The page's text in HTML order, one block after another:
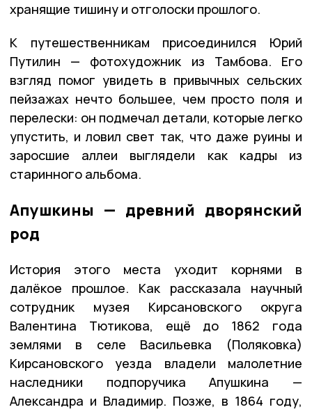
хранящие тишину и отголоски прошлого.
К путешественникам присоединился Юрий
Путилин — фотохудожник из Тамбова. Его
взгляд помог увидеть в привычных сельских
пейзажах нечто большее, чем просто поля и
перелески: он подмечал детали, которые легко
упустить, и ловил свет так, что даже руины и
заросшие аллеи выглядели как кадры из
старинного альбома.
Апушкины — древний дворянский
род
История этого места уходит корнями в
далёкое прошлое. Как рассказала научный
сотрудник музея Кирсановского округа
Валентина Тютикова, ещё до 1862 года
землями в селе Васильевка (Поляковка)
Кирсановского уезда владели малолетние
наследники подпоручика Апушкина —
Александра и Владимир. Позже, в 1864 году,